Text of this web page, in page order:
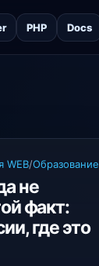
PHP Docs
WEB/Образование
не
факт:
где это